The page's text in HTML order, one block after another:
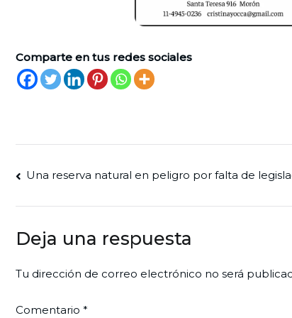
Comparte en tus redes sociales
Navegación
de
entradas
Una reserva natural en peligro por falta de
Deja una respuesta
Tu dirección de correo electrónico no será
Comentario *